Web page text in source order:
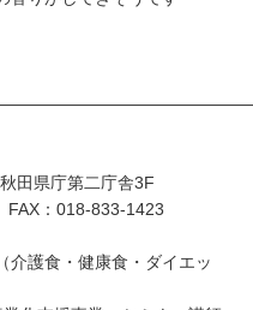
田県庁第二庁舎3F
：018-833-1423
介護食・健康食・ダイエッ